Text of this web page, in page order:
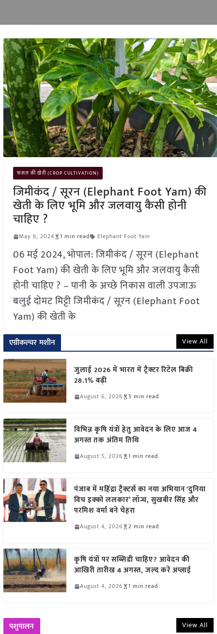
फसल की खेती (CROP CULTIVATION)
जिमीकंद / सूरन (Elephant Foot Yam) की
खेती के लिए भूमि और जलवायु कैसी होनी
चाहिए ?
May 6, 2024 1 min read Elephant Foot Yam
06 मई 2024, भोपाल: जिमीकंद / सूरन (Elephant
Foot Yam) की खेती के लिए भूमि और जलवायु कैसी
होनी चाहिए ? – पानी के अच्छे निकास वाली उपजाऊ
बलुई दोमट मिट्टी जिमीकंद / सूरन (Elephant Foot
Yam) की खेती के
एग्रीकल्चर मशीन View All
जुलाई 2026 में भारत में ट्रैक्टर रिटेल बिक्री
28.1% बढ़ी
August 6, 2026 5 min read
विभिन्न कृषि यंत्रों हेतु आवेदन के लिए आज 4
अगस्त तक अंतिम तिथि
August 5, 2026 1 min read
पंजाब में महिंद्रा ट्रैक्टर्स का नया अभियान ‘दुनिया
विच इक्को ललकार’ लॉन्च, सुखबीर सिंह और
परमिश वर्मा बने चेहरा
August 4, 2026 2 min read
कृषि यंत्रों पर सब्सिडी चाहिए? आवेदन की
आखिरी तारीख 4 अगस्त, जल्द करें अप्लाई
August 4, 2026 1 min read
पशुपालन View All